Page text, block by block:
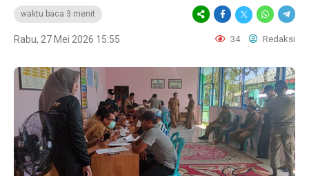
waktu baca 3 menit
Rabu, 27 Mei 2026 15:55 34 Redaksi